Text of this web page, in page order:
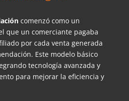
comenzó como un
que un comerciante pagaba
por cada venta generada
Este modelo básico
tecnología avanzada y
para mejorar la eficiencia y